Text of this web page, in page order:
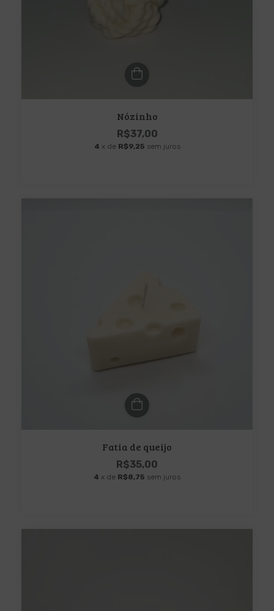
Nózinho
R$37,00
4 x de R$9,25 sem juros
Fatia de queijo
R$35,00
4 x de R$8,75 sem juros